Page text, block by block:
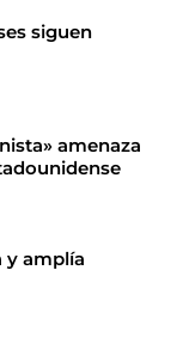
siguen
amenaza
y amplía